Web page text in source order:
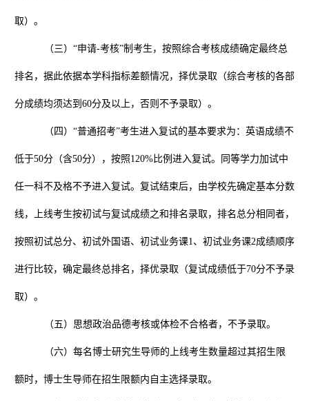
取）。
（三）“申请-考核”制考生，按照综合考核成绩确定最终总
排名，据此依据本学科指标差额情况，择优录取（综合考核的各部
分成绩均须达到 60分及以上，否则不予录取）。
（四）“普通招考”考生进入复试的基本要求为：英语成绩不
低于50分（含50分），按照120%比例进入复试。同等学力加试中
任一科不及格不予进入复试。复试结束后，由学校先确定基本分数
线，上线考生按初试与复试成绩之和排名录取，排名总分相同者，
按照初试总分、初试外国语、初试业务课1、初试业务课2成绩顺序
进行比较，确定最终总排名，择优录取（复试成绩低于70分不予录
取）。
（五）思想政治品德考核或体检不合格者，不予录取。
（六）每名博士研究生导师的上线考生数量超过其招生限
额时，博士生导师在招生限额内自主选择录取。